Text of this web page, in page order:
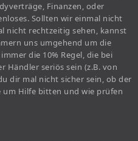
Finanzen, oder
Sollten wir einmal nicht
nicht rechtzeitig sehen, kannst
uns umgehend um die
die 10% Regel, die bei
Händler seriös sein (z.B. von
dir mal nicht sicher sein, ob der
um Hilfe bitten und wie prüfen